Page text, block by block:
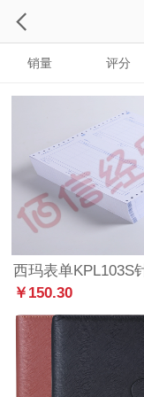
销量 评分
￥150.30